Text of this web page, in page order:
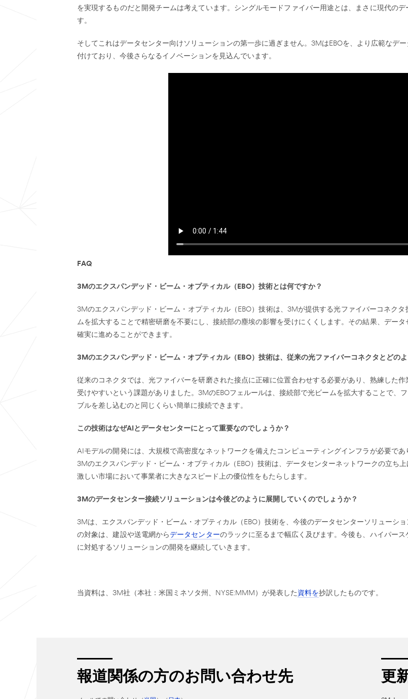
を実現するものだと開発チームは考えています。シングルモードファイバー用途とは、まさに現代の
す。
そしてこれはデータセンター向けソリューションの第一歩に過ぎません。3MはEBOを、より広範なデ
付けており、今後さらなるイノベーションを見込んでいます。
FAQ
3Mのエクスパンデッド・ビーム・オプティカル（EBO）技術とは何ですか？
3Mのエクスパンデッド・ビーム・オプティカル（EBO）技術は、3Mが提供する光ファイバーコネク
ムを拡大することで精密研磨を不要にし、接続部の塵埃の影響を受けにくくします。その結果、デー
確実に進めることができます。
3Mのエクスパンデッド・ビーム・オプティカル（EBO）技術は、従来の光ファイバーコネクタとどの
従来のコネクタでは、光ファイバーを研磨された接点に正確に位置合わせする必要があり、熟練した
受けやすいという課題がありました。3MのEBOフェルールは、接続部で光ビームを拡大することで、
ブルを差し込むのと同じくらい簡単に接続できます。
この技術はなぜAIとデータセンターにとって重要なのでしょうか？
AIモデルの開発には、大規模で高密度なネットワークを備えたコンピューティングインフラが必要で
3Mのエクスパンデッド・ビーム・オプティカル（EBO）技術は、データセンターネットワークの立ち
激しい市場において事業者に大きなスピード上の優位性をもたらします。
3Mのデータセンター接続ソリューションは今後どのように展開していくのでしょうか？
3Mは、エクスパンデッド・ビーム・オプティカル（EBO）技術を、今後のデータセンターソリューシ
の対象は、建設や送電網からデータセンターのラックに至るまで幅広く及びます。今後も、ハイパー
に対処するソリューションの開発を継続していきます。
当資料は、3M社（本社：米国ミネソタ州、NYSE:MMM）が発表した 資料を抄訳したものです。
報道関係の方のお問い合わせ先 更